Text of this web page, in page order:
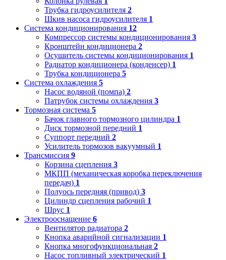
Трубка гидроусилителя 2
Шкив насоса гидроусилителя 1
Система кондиционирования 12
Компрессор системы кондиционирования 3
Кронштейн кондиционера 2
Осушитель системы кондиционирования 1
Радиатор кондиционера (конденсер) 1
Трубка кондиционера 5
Система охлаждения 5
Насос водяной (помпа) 2
Патрубок системы охлаждения 3
Тормозная система 5
Бачок главного тормозного цилиндра 1
Диск тормозной передний 1
Суппорт передний 2
Усилитель тормозов вакуумный 1
Трансмиссия 9
Корзина сцепления 3
МКПП (механическая коробка переключения
передач) 1
Полуось передняя (привод) 3
Цилиндр сцепления рабочий 1
Шрус 1
Электрооснащение 6
Вентилятор радиатора 2
Кнопка аварийной сигнализации 1
Кнопка многофункциональная 2
Насос топливный электрический 1